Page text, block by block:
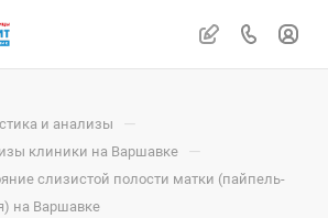
и анализы —
клиники на Варшавке —
слизистой полости матки (пайпель-
на Варшавке